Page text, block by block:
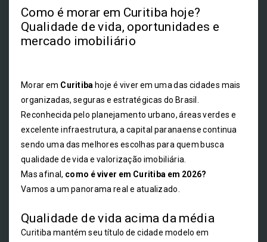
Como é morar em Curitiba hoje?
Qualidade de vida, oportunidades e
mercado imobiliário
Morar em Curitiba hoje é viver em uma das cidades mais
organizadas, seguras e estratégicas do Brasil.
Reconhecida pelo planejamento urbano, áreas verdes e
excelente infraestrutura, a capital paranaense continua
sendo uma das melhores escolhas para quem busca
qualidade de vida e valorização imobiliária.
Mas afinal, como é viver em Curitiba em 2026?
Vamos a um panorama real e atualizado.
Qualidade de vida acima da média
Curitiba mantém seu título de cidade modelo em